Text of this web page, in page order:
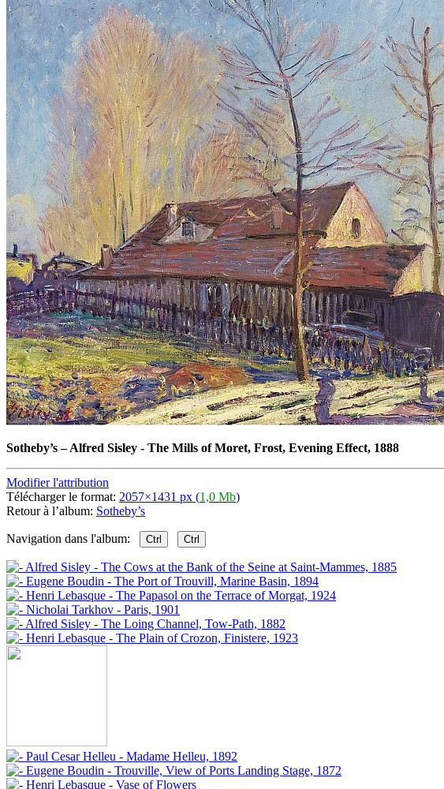
Sotheby’s–Alfred Sisley - The Mills of Moret, Frost, Evening Effect, 1888
Modifier l'attribution
Télécharger le format: 2057×1431 px (1,0 Mb)
Retour à l’album: Sotheby’s
Navigation dans l'album: Ctrl Ctrl